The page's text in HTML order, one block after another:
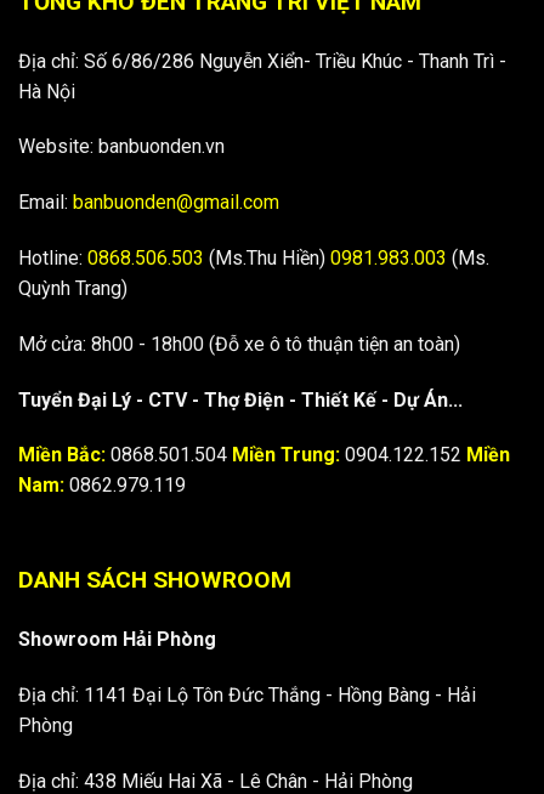
Địa chỉ: Số 6/86/286 Nguyễn Xiển- Triều Khúc - Thanh Trì -
Hà Nội
Website: banbuonden.vn
Email: banbuonden@gmail.com
Hotline: 0868.506.503 (Ms.Thu Hiền) 0981.983.003 (Ms.
Quỳnh Trang)
Mở cửa: 8h00 - 18h00 (Đỗ xe ô tô thuận tiện an toàn)
Tuyển Đại Lý - CTV - Thợ Điện - Thiết Kế - Dự Án...
Miền Bắc: 0868.501.504 Miền Trung: 0904.122.152 Miền
Nam: 0862.979.119
DANH SÁCH SHOWROOM
Showroom Hải Phòng
Địa chỉ: 1141 Đại Lộ Tôn Đức Thắng - Hồng Bàng - Hải
Phòng
Địa chỉ: 438 Miếu Hai Xã - Lê Chân - Hải Phòng